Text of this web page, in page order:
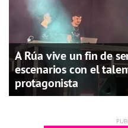
A Rúa vive un fin de
escenarios con el
protagonista